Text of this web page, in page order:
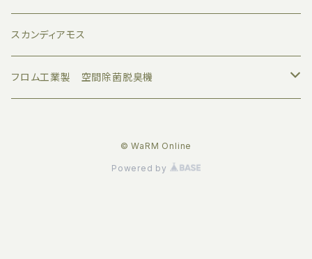
トライアルセット
家庭用ディフューザー
アロマグッズ
サウンドバー
モニター
スカンディアモス
フロム工業製 空間除菌脱臭機
© WaRM Online
Powered by